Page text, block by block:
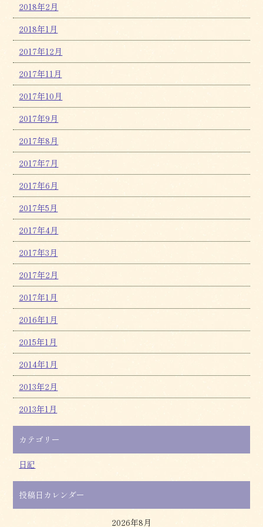
2018年2月
2018年1月
2017年12月
2017年11月
2017年10月
2017年9月
2017年8月
2017年7月
2017年6月
2017年5月
2017年4月
2017年3月
2017年2月
2017年1月
2016年1月
2015年1月
2014年1月
2013年2月
2013年1月
カテゴリー
日記
投稿日カレンダー
2026年8月